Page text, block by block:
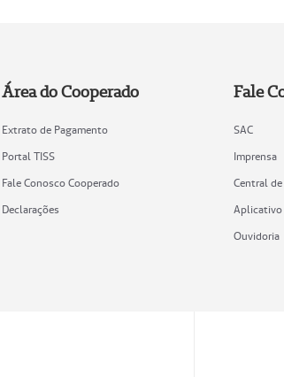
Área do Cooperado
Extrato de Pagamento
Portal TISS
Fale Conosco Cooperado
Declarações
Fale
SAC
Imprensa
Central
Aplicativo
Ouvidoria